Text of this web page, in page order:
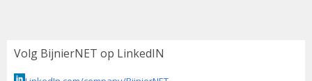
Volg BijnierNET op LinkedIN